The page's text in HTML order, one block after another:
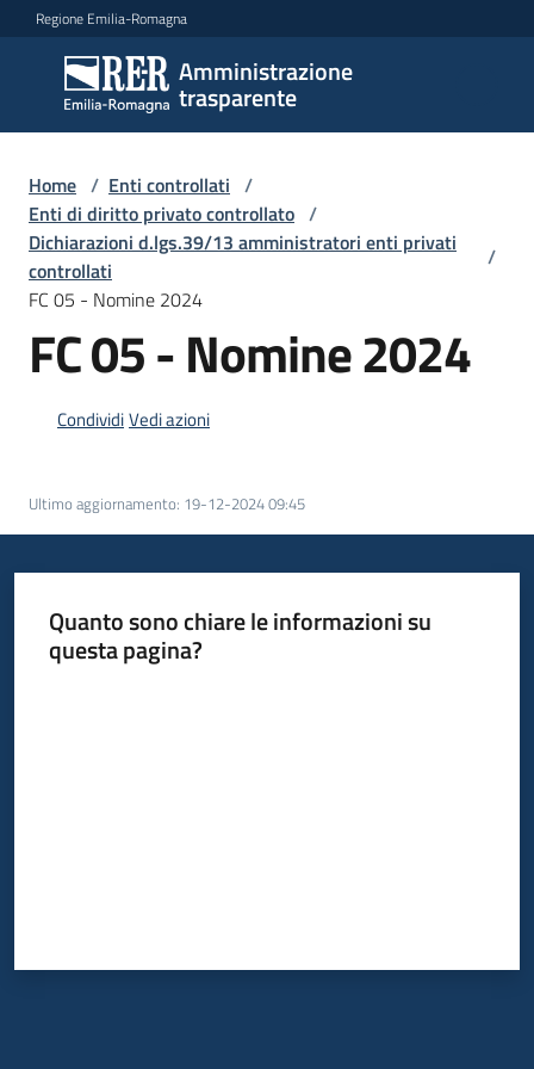
Vai al contenuto
Vai alla navigazione
Vai al footer
Regione Emilia-Romagna
Amministrazione
trasparente
Amministrazione
trasparente
Sottosezioni
Accesso
Home / Enti controllati /
Enti di diritto privato controllato /
Dichiarazioni d.lgs.39/13 amministratori enti privati
controllati
/
FC 05 - Nomine 2024
FC 05 - Nomine 2024
CondividiVedi azioni
Ultimo aggiornamento: 19-12-2024 09:45
Quanto sono chiare le informazioni su
questa pagina?